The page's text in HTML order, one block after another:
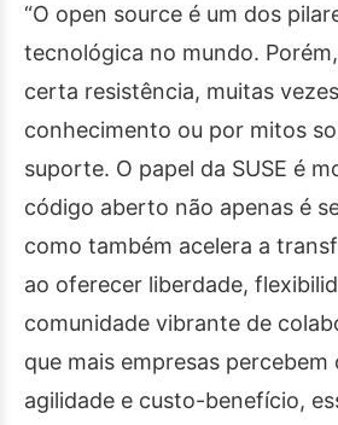
“O open source é um dos
tecnológica no mundo.
certa resistência, muitas
conhecimento ou por mitos
suporte. O papel da SUSE é
código aberto não apenas é
como também acelera a
ao oferecer liberdade,
comunidade vibrante de
que mais empresas percebem
agilidade e custo-benefício,